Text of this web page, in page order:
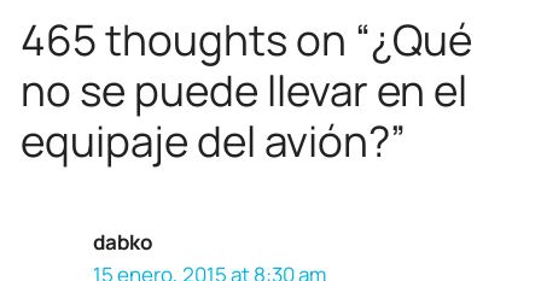
465 thoughts on “¿Qué
no se puede llevar en el
equipaje del avión?”
dabko
15 enero, 2015 at 8:30 am